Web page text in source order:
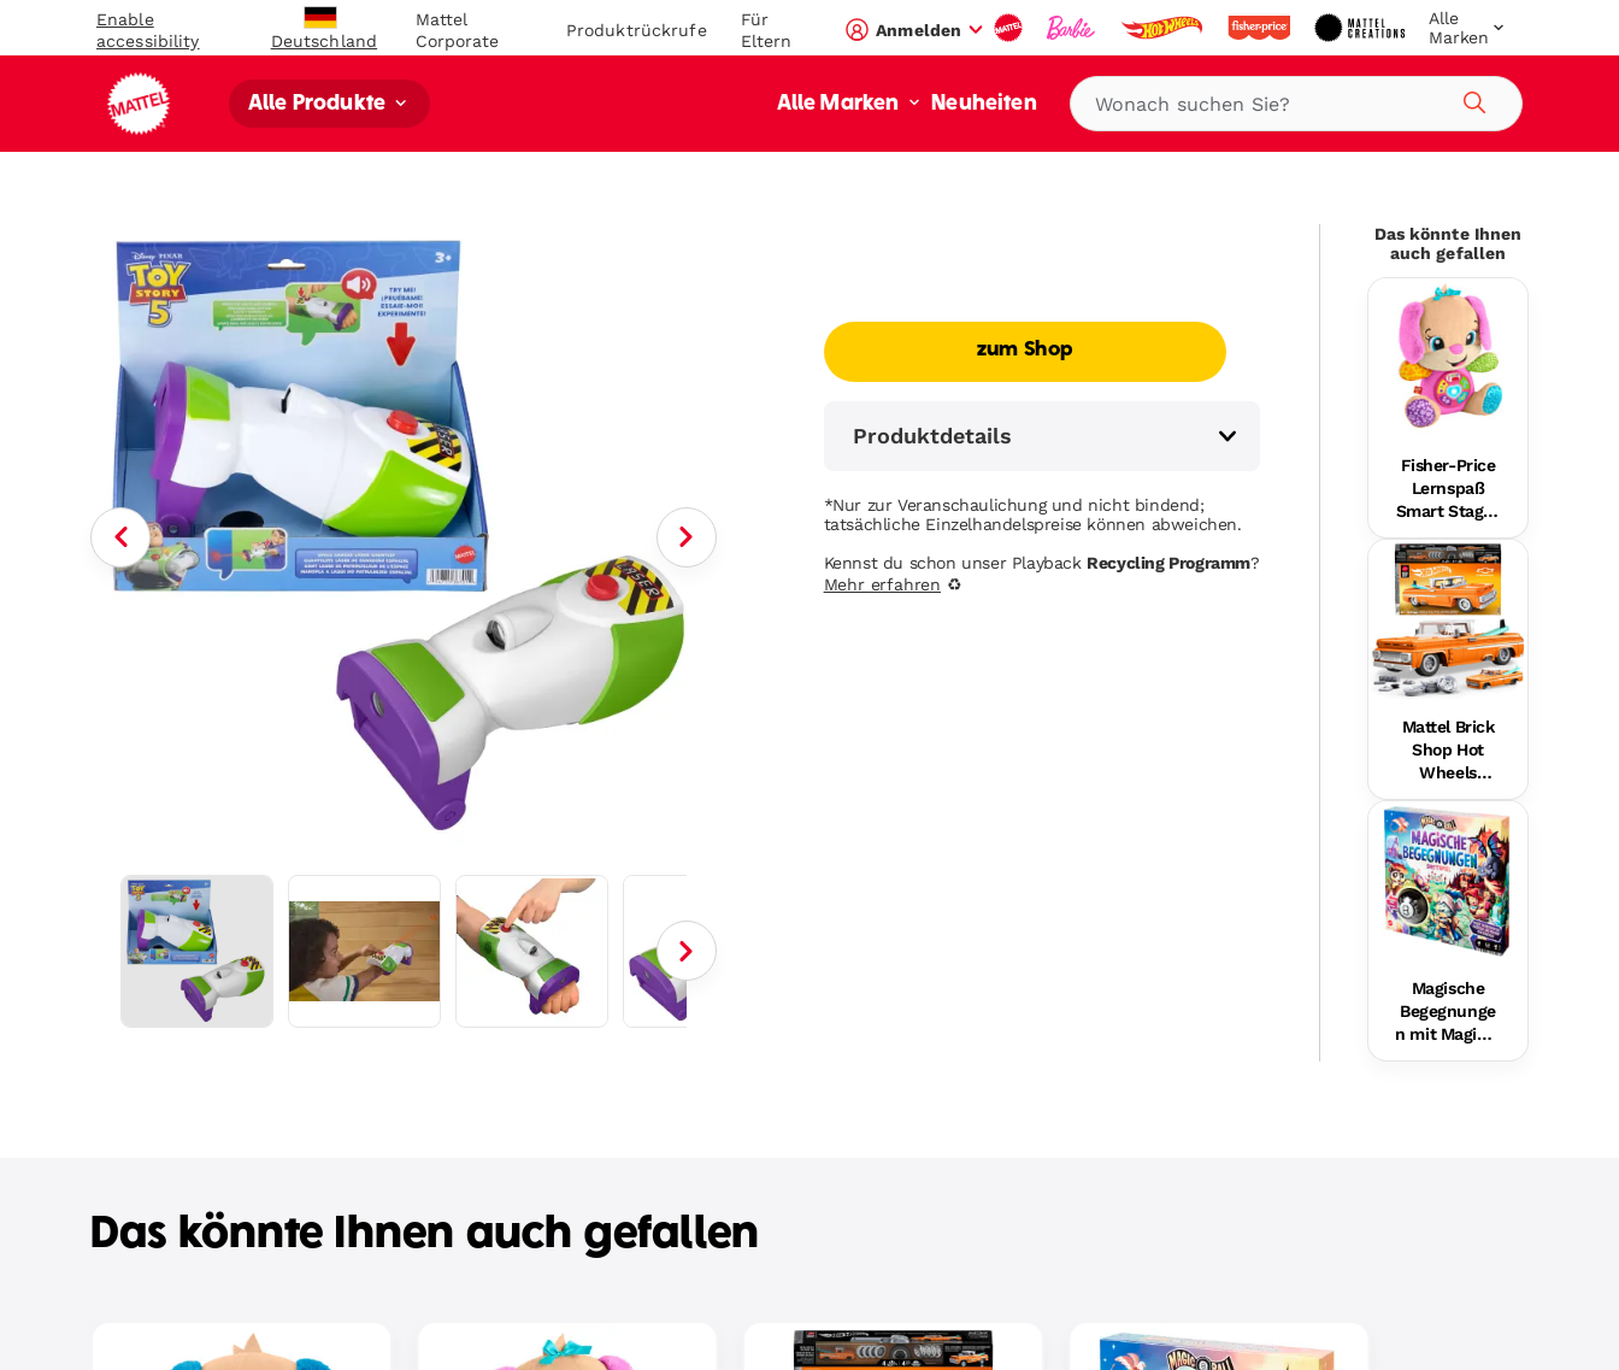
Enable
accessibility
Deutschland
Mattel
Corporate
Produktrückrufe
Für
Eltern
Anmelden
Alle
Marken
Alle Produkte Alle Marken Neuheiten
Suche
zum Shop
Produktdetails
*Nur zur Veranschaulichung und nicht bindend;
tatsächliche Einzelhandelspreise können abweichen.
Kennst du schon unser Playback Recycling Programm?
Mehr erfahren ♻
Das könnte Ihnen
auch gefallen
Fisher-Price
Lernspaß
Smart Stages
Plüsch-
Hundefreund
in Für Babys,
Musikalische
s
Lernspielzeu
g,
Mehrsprachi
ge Version
Mattel Brick
Shop Hot
Wheels
Custom ’62
Chevy
Pickup
Bauset (858
Teile), Für
Sammler
Magische
Begegnunge
n mit Magic 8
Ball
Das könnte Ihnen auch gefallen